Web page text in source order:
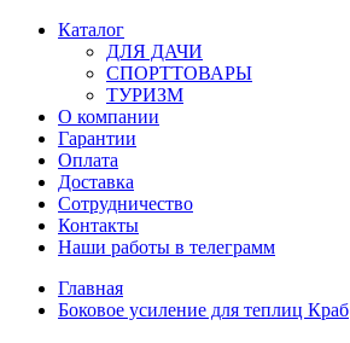
Каталог
ДЛЯ ДАЧИ
СПОРТТОВАРЫ
ТУРИЗМ
О компании
Гарантии
Оплата
Доставка
Сотрудничество
Контакты
Наши работы в телеграмм
Главная
Боковое усиление для теплиц Краб